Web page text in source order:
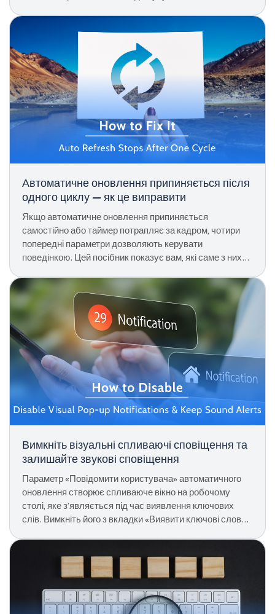
Автоматичне оновлення припиняється після
одного циклу — як це виправити
Якщо автоматичне оновлення припиняється
самостійно або таймер потрапляє за кадром, чотири
попередні параметри дозволяють керувати
поведінкою. Цей посібник показує вам, які саме з них
Вимкніть візуальні спливаючі сповіщення та
залишайте звукові сповіщення
Параметр «Повідомити користувача» автоматичного
оновлення створює спливаюче вікно на робочому
столі, яке з’являється під час виявлення ключових
слів. Вимкніть його з вкладки «Виявити ключові слова»,